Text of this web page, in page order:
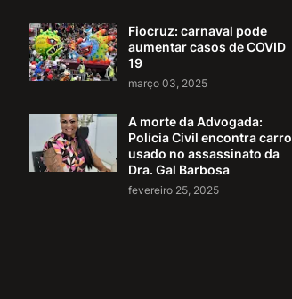
Fiocruz: carnaval pode
aumentar casos de COVID
19
março 03, 2025
A morte da Advogada:
Polícia Civil encontra carro
usado no assassinato da
Dra. Gal Barbosa
fevereiro 25, 2025